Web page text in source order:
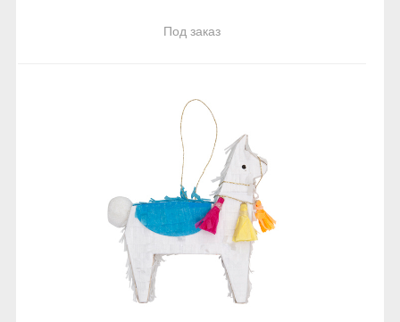
Под заказ